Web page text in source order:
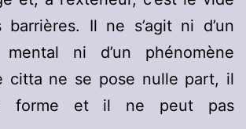
barrières. Il ne s’agit ni d’un
mental ni d’un phénomène
citta ne se pose nulle part, il
forme et il ne peut pas